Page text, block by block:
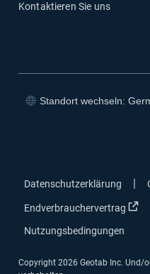
Kontaktieren Sie uns
Standort wechseln:
Datenschutzerklärung
Endverbrauchervertrag In
Nutzungsbedingungen
Copyright 2026 Geotab Inc. Und/